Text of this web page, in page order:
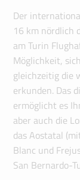
Der
16 km nördlich
am Turin
Möglichkeit,
gleichzeitig die
erkunden. Das
ermöglicht es
aber auch die
das Aostatal
Blanc und
San Bernardo-